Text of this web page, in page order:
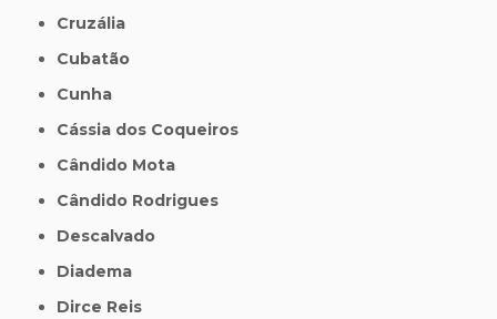
Cruzália
Cubatão
Cunha
Cássia dos Coqueiros
Cândido Mota
Cândido Rodrigues
Descalvado
Diadema
Dirce Reis